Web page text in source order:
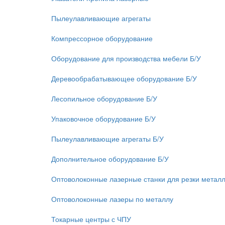
Пылеулавливающие агрегаты
Компрессорное оборудование
Оборудование для производства мебели Б/У
Деревообрабатывающее оборудование Б/У
Лесопильное оборудование Б/У
Упаковочное оборудование Б/У
Пылеулавливающие агрегаты Б/У
Дополнительное оборудование Б/У
Оптоволоконные лазерные станки для резки
Оптоволоконные лазеры по металлу
Токарные центры с ЧПУ